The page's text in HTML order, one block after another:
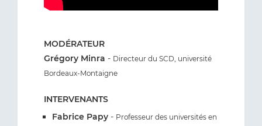
MODÉRATEUR
Grégory Minra - Directeur du SCD, université
Bordeaux-Montaigne
INTERVENANTS
Fabrice Papy - Professeur des universités en